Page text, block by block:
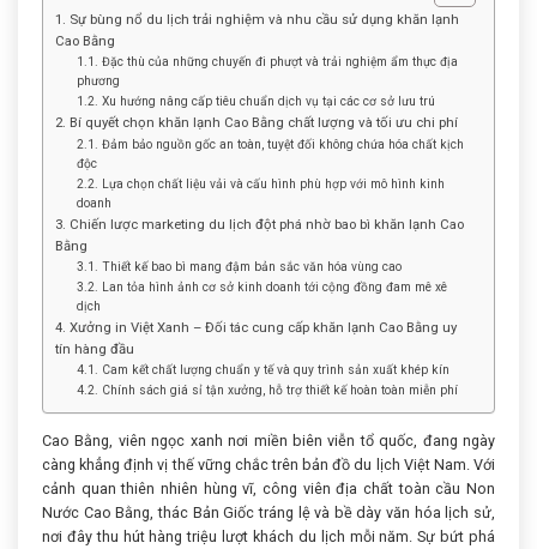
1. Sự bùng nổ du lịch trải nghiệm và nhu cầu sử dụng khăn lạnh
Cao Bằng
1.1. Đặc thù của những chuyến đi phượt và trải nghiệm ẩm thực địa
phương
1.2. Xu hướng nâng cấp tiêu chuẩn dịch vụ tại các cơ sở lưu trú
2. Bí quyết chọn khăn lạnh Cao Bằng chất lượng và tối ưu chi phí
2.1. Đảm bảo nguồn gốc an toàn, tuyệt đối không chứa hóa chất kịch
độc
2.2. Lựa chọn chất liệu vải và cấu hình phù hợp với mô hình kinh
doanh
3. Chiến lược marketing du lịch đột phá nhờ bao bì khăn lạnh Cao
Bằng
3.1. Thiết kế bao bì mang đậm bản sắc văn hóa vùng cao
3.2. Lan tỏa hình ảnh cơ sở kinh doanh tới cộng đồng đam mê xê
dịch
4. Xưởng in Việt Xanh – Đối tác cung cấp khăn lạnh Cao Bằng uy
tín hàng đầu
4.1. Cam kết chất lượng chuẩn y tế và quy trình sản xuất khép kín
4.2. Chính sách giá sỉ tận xưởng, hỗ trợ thiết kế hoàn toàn miễn phí
Cao Bằng, viên ngọc xanh nơi miền biên viễn tổ quốc, đang ngày
càng khẳng định vị thế vững chắc trên bản đồ du lịch Việt Nam. Với
cảnh quan thiên nhiên hùng vĩ, công viên địa chất toàn cầu Non
Nước Cao Bằng, thác Bản Giốc tráng lệ và bề dày văn hóa lịch sử,
nơi đây thu hút hàng triệu lượt khách du lịch mỗi năm. Sự bứt phá